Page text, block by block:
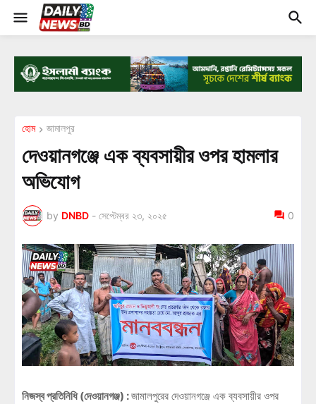
হোম জামালপুর
দেওয়ানগঞ্জে এক ব্যবসায়ীর ওপর হামলার
অভিযোগ
by DNBD - সেপ্টেম্বর ২৩, ২০২৫ 0
নিজস্ব প্রতিনিধি (দেওয়ানগঞ্জ) :জামালপুরের দেওয়ানগঞ্জে এক ব্যবসায়ীর ওপর